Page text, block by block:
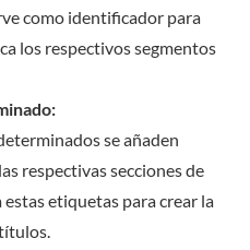
como identificador para
los respectivos segmentos
se añaden
respectivas secciones de
etiquetas para crear la